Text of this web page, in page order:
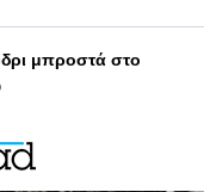
μπροστά στο